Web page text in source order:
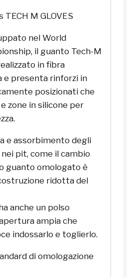
M GLOVES
nel World
il guanto Tech-M
in fibra
e presenta rinforzi in
posizionati che
zone in silicone per
e assorbimento degli
pit, come il cambio
guanto omologato è
ridotta del
anche un polso
ampia che
indossarlo e toglierlo.
di omologazione